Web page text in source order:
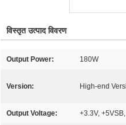
विस्तृत उत्पाद विवरण
Output Power: 180W
Version: High-end
Output Voltage: +3.3V,